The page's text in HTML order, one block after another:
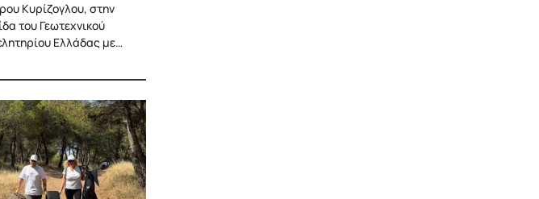
Κυρίζογλου, στην
του Γεωτεχνικού
Ελλάδας με…